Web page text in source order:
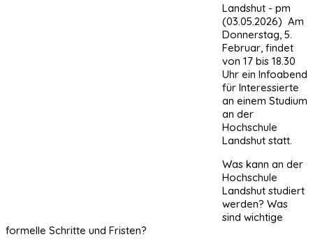
Landshut - pm
(03.05.2026) Am
Donnerstag, 5.
Februar, findet
von 17 bis 18.30
Uhr ein Infoabend
für Interessierte
an einem Studium
an der
Hochschule
Landshut statt.
Was kann an der
Hochschule
Landshut studiert
werden? Was
sind wichtige
formelle Schritte und Fristen?